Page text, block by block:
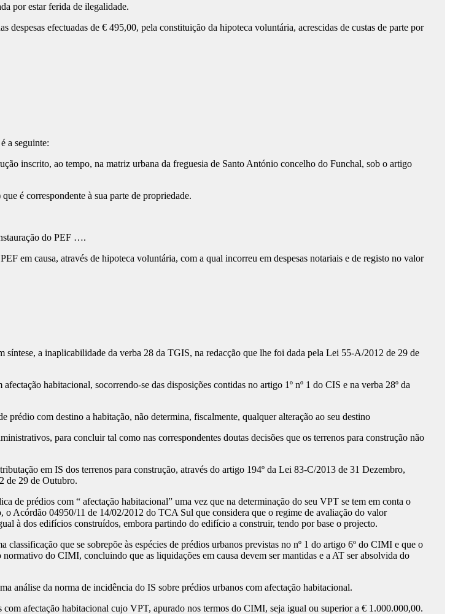
por estar ferida de ilegalidade.
efectuadas de € 495,00, pela constituição da hipoteca voluntária, acrescidas de custas de parte por
a seguinte:
inscrito, ao tempo, na matriz urbana da freguesia de Santo António concelho do Funchal, sob o artigo
é correspondente à sua parte de propriedade.
do PEF ….
em causa, através de hipoteca voluntária, com a qual incorreu em despesas notariais e de registo no valor
a inaplicabilidade da verba 28 da TGIS, na redacção que lhe foi dada pela Lei 55-A/2012 de 29 de
habitacional, socorrendo-se das disposições contidas no artigo 1º nº 1 do CIS e na verba 28º da
com destino a habitação, não determina, fiscalmente, qualquer alteração ao seu destino
para concluir tal como nas correspondentes doutas decisões que os terrenos para construção não
em IS dos terrenos para construção, através do artigo 194º da Lei 83-C/2013 de 31 Dezembro,
de 29 de Outubro.
prédios com “ afectação habitacional” uma vez que na determinação do seu VPT se tem em conta o
Acórdão 04950/11 de 14/02/2012 do TCA Sul que considera que o regime de avaliação do valor
à dos edifícios construídos, embora partindo do edifício a construir, tendo por base o projecto.
que se sobrepõe às espécies de prédios urbanos previstas no nº 1 do artigo 6º do CIMI e que o
do CIMI, concluindo que as liquidações em causa devem ser mantidas e a AT ser absolvida do
análise da norma de incidência do IS sobre prédios urbanos com afectação habitacional.
afectação habitacional cujo VPT, apurado nos termos do CIMI, seja igual ou superior a € 1.000.000,00.